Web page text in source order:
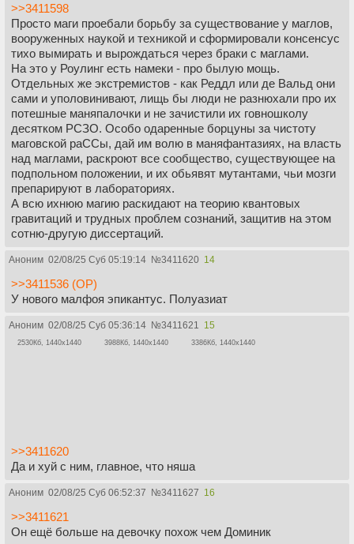
то из них должен раствориться в другом (т.е. все будут
магами или маглами)
>>3411598
Просто маги проебали борьбу за существование у маглов,
вооруженных наукой и техникой и сформировали консенсус
тихо вымирать и вырождаться через браки с маглами.
На это у Роулинг есть намеки - про былую мощь.
Отдельных же экстремистов - как Реддл или де Вальд они
сами и уполовинивают, лищь бы люди не разнюхали про их
потешные маняпалочки и не зачистили их говношколу
десятком РСЗО. Особо одаренные борцуны за чистоту
маговской раССы, дай им волю в маняфантазиях, на власть
над маглами, раскроют все сообщество, существующее на
подпольном положении, и их обьявят мутантами, чьи мозги
препарируют в лабораториях.
А всю ихнюю магию раскидают на теорию квантовых
гравитаций и трудных проблем сознаний, защитив на этом
сотню-другую диссертаций.
Аноним 02/08/25 Суб 05:19:14 №3411620 14
>>3411536 (OP)
У нового малфоя эпикантус. Полуазиат
Аноним 02/08/25 Суб 05:36:14 №3411621 15
2530Кб, 1440x1440 3988Кб, 1440x1440 3386Кб, 1440x1440
>>3411620
Да и хуй с ним, главное, что няша
Аноним 02/08/25 Суб 06:52:37 №3411627 16
>>3411621
Он ещё больше на девочку похож чем Доминик